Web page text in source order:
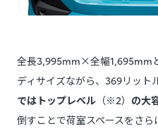
全長3,995mm×全幅1,695mm
ディサイズながら、369リット
ではトップレベル （※2） の大
倒すことで荷室スペースをさ